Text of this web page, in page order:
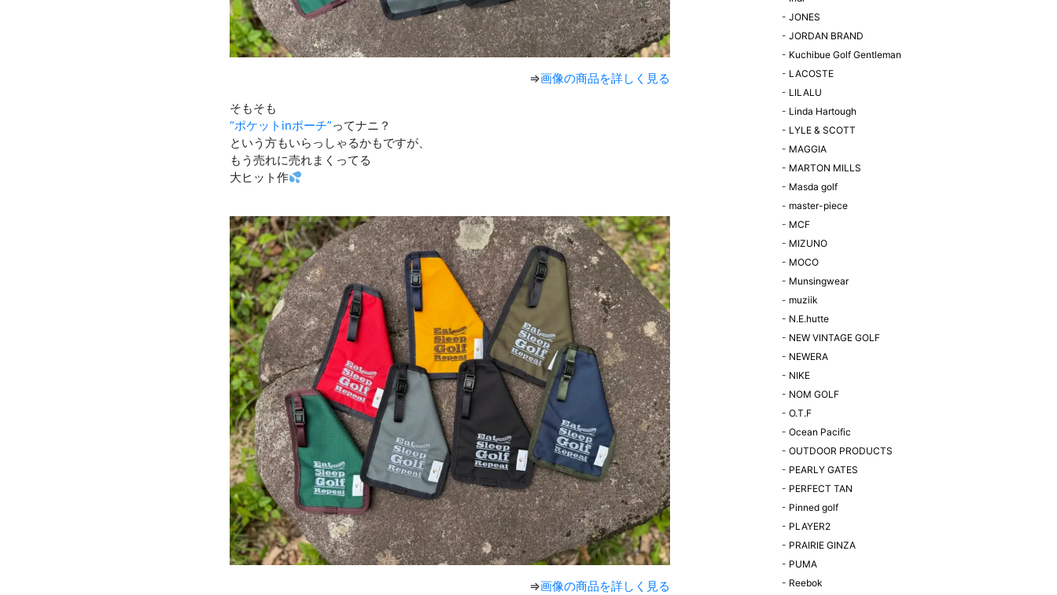
⇒画像の商品を詳しく見る
そもそも
“ポケットinポーチ”ってナニ？
という方もいらっしゃるかもですが、
もう売れに売れまくってる
大ヒット作
⇒画像の商品を詳しく見る
- JONES
- JORDAN BRAND
- Kuchibue Golf Gentleman
- LACOSTE
- LILALU
- Linda Hartough
- LYLE & SCOTT
- MAGGIA
- MARTON MILLS
- Masda golf
- master-piece
- MCF
- MIZUNO
- MOCO
- Munsingwear
- muziik
- N.E.hutte
- NEW VINTAGE GOLF
- NEWERA
- NIKE
- NOM GOLF
- O.T.F
- Ocean Pacific
- OUTDOOR PRODUCTS
- PEARLY GATES
- PERFECT TAN
- Pinned golf
- PLAYER2
- PRAIRIE GINZA
- PUMA
- Reebok